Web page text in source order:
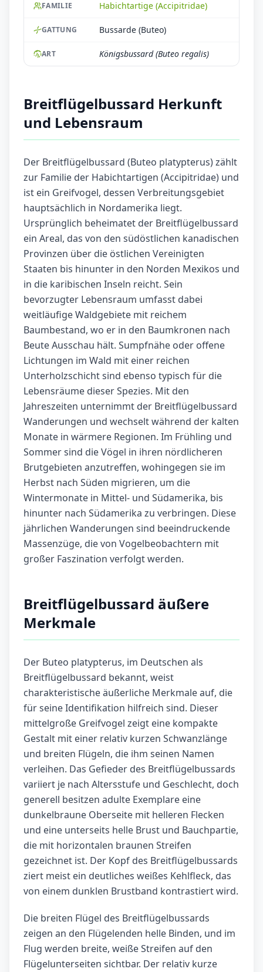
FAMILIE Habichtartige (Accipitridae)
GATTUNG Bussarde (Buteo)
ART Königsbussard (Buteo regalis)
Breitflügelbussard Herkunft
und Lebensraum
Der Breitflügelbussard (Buteo platypterus) zählt
zur Familie der Habichtartigen (Accipitridae) und
ist ein Greifvogel, dessen Verbreitungsgebiet
hauptsächlich in Nordamerika liegt.
Ursprünglich beheimatet der Breitflügelbussard
ein Areal, das von den südöstlichen kanadischen
Provinzen über die östlichen Vereinigten
Staaten bis hinunter in den Norden Mexikos und
in die karibischen Inseln reicht. Sein
bevorzugter Lebensraum umfasst dabei
weitläufige Waldgebiete mit reichem
Baumbestand, wo er in den Baumkronen nach
Beute Ausschau hält. Sumpfnähe oder offene
Lichtungen im Wald mit einer reichen
Unterholzschicht sind ebenso typisch für die
Lebensräume dieser Spezies. Mit den
Jahreszeiten unternimmt der Breitflügelbussard
Wanderungen und wechselt während der kalten
Monate in wärmere Regionen. Im Frühling und
Sommer sind die Vögel in ihren nördlicheren
Brutgebieten anzutreffen, wohingegen sie im
Herbst nach Süden migrieren, um die
Wintermonate in Mittel- und Südamerika, bis
hinunter nach Südamerika zu verbringen. Diese
jährlichen Wanderungen sind beeindruckende
Massenzüge, die von Vogelbeobachtern mit
großer Faszination verfolgt werden.
Breitflügelbussard äußere
Merkmale
Der Buteo platypterus, im Deutschen als
Breitflügelbussard bekannt, weist
charakteristische äußerliche Merkmale auf, die
für seine Identifikation hilfreich sind. Dieser
mittelgroße Greifvogel zeigt eine kompakte
Gestalt mit einer relativ kurzen Schwanzlänge
und breiten Flügeln, die ihm seinen Namen
verleihen. Das Gefieder des Breitflügelbussards
variiert je nach Altersstufe und Geschlecht, doch
generell besitzen adulte Exemplare eine
dunkelbraune Oberseite mit helleren Flecken
und eine unterseits helle Brust und Bauchpartie,
die mit horizontalen braunen Streifen
gezeichnet ist. Der Kopf des Breitflügelbussards
ziert meist ein deutliches weißes Kehlfleck, das
von einem dunklen Brustband kontrastiert wird.
Die breiten Flügel des Breitflügelbussards
zeigen an den Flügelenden helle Binden, und im
Flug werden breite, weiße Streifen auf den
Flügelunterseiten sichtbar. Der relativ kurze